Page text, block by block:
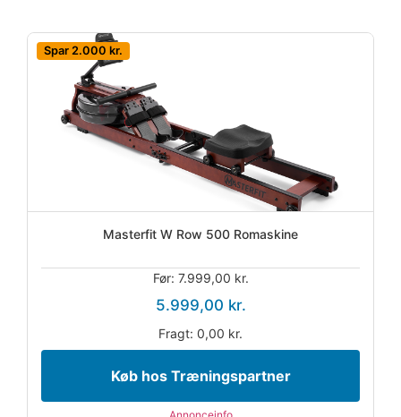
Spar 2.000 kr.
Masterfit W Row 500 Romaskine
Før: 7.999,00 kr.
5.999,00 kr.
Fragt: 0,00 kr.
Køb hos Træningspartner